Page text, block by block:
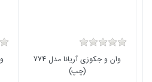
وان و جکوزی آریانا مدل 774
(چپ)